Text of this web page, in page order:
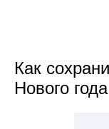
Как
Нового года